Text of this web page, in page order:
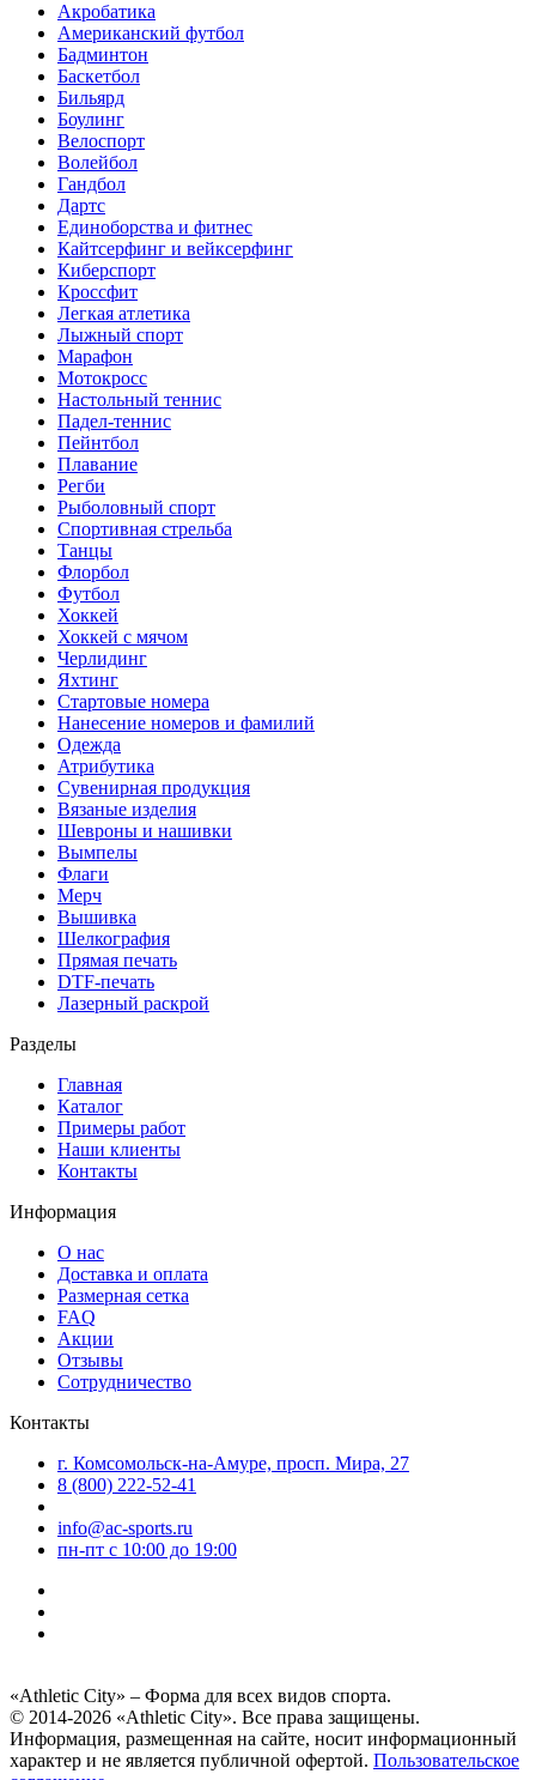
Акробатика
Американский футбол
Бадминтон
Баскетбол
Бильярд
Боулинг
Велоспорт
Волейбол
Гандбол
Дартс
Единоборства и фитнес
Кайтсерфинг и вейксерфинг
Киберспорт
Кроссфит
Легкая атлетика
Лыжный спорт
Марафон
Мотокросс
Настольный теннис
Падел-теннис
Пейнтбол
Плавание
Регби
Рыболовный спорт
Спортивная стрельба
Танцы
Флорбол
Футбол
Хоккей
Хоккей с мячом
Черлидинг
Яхтинг
Стартовые номера
Нанесение номеров и фамилий
Одежда
Атрибутика
Сувенирная продукция
Вязаные изделия
Шевроны и нашивки
Вымпелы
Флаги
Мерч
Вышивка
Шелкография
Прямая печать
DTF-печать
Лазерный раскрой
Разделы
Главная
Каталог
Примеры работ
Наши клиенты
Контакты
Информация
О нас
Доставка и оплата
Размерная сетка
FAQ
Акции
Отзывы
Сотрудничество
Контакты
г. Комсомольск-на-Амуре, просп. Мира, 27
8 (800) 222-52-41
info@ac-sports.ru
пн-пт c 10:00 до 19:00
«Athletic City» – Форма для всех видов спорта.
© 2014-2026 «Athletic City». Все права защищены.
Информация, размещенная на сайте, носит информационный
характер и не является публичной офертой. Пользовательское